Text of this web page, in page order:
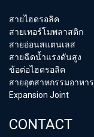
สายไฮดรอลิค
สายเทอร์โมพลาสติก
สายอ่อนสแตนเลส
สายฉีดน้ำแรงดันสูง
ข้อต่อไฮดรอลิค
สายอุตสาหกรรมอาหาร
Expansion Joint
CONTACT